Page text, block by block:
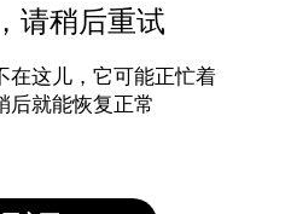
请稍后重试
在这儿，它可能正忙着
后就能恢复正常